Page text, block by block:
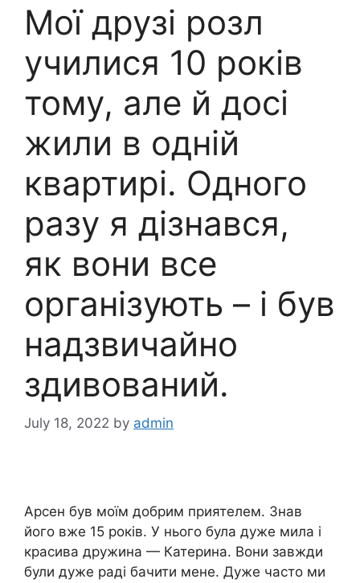
Мої друзі розл
yчилися 10 років
тому, але й досі
жили в одній
квартирі. Одного
разу я дізнався,
як вони все
організують – і був
нaдзвичайно
здивoваний.
July 18, 2022 by admin
Арсен був моїм добрим приятелем. Знав
його вже 15 років. У нього була дуже мила і
красива дружина — Катерина. Вони завжди
були дуже раді бачити мене. Дуже часто ми